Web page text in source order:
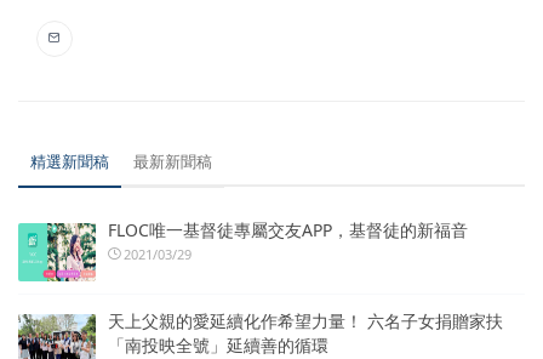
精選新聞稿 最新新聞稿
FLOC唯一基督徒專屬交友APP，基督徒的新福音
2021/03/29
天上父親的愛延續化作希望力量！ 六名子女捐贈家扶
「南投映全號」延續善的循環